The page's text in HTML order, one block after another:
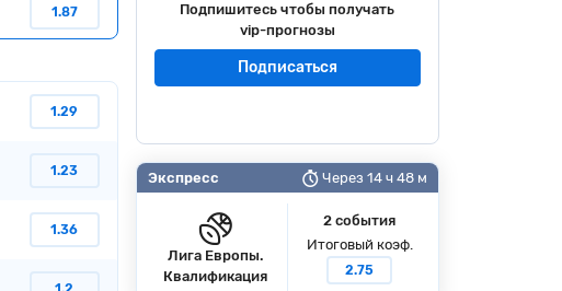
1.87
1.29
1.23
1.36
Подпишитесь чтобы получать
vip-прогнозы
Подписаться
Экспресс Через 14 ч 48 м
Лига Европы.
Квалификация
2 события
Итоговый коэф.
2.75